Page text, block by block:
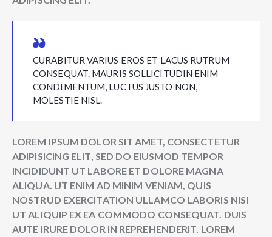
CURABITUR VARIUS EROS ET LACUS RUTRUM
CONSEQUAT. MAURIS SOLLICITUDIN ENIM
CONDIMENTUM, LUCTUS JUSTO NON,
MOLESTIE NISL.
LOREM IPSUM DOLOR SIT AMET, CONSECTETUR
ADIPISICING ELIT, SED DO EIUSMOD TEMPOR
INCIDIDUNT UT LABORE ET DOLORE MAGNA
ALIQUA. UT ENIM AD MINIM VENIAM, QUIS
NOSTRUD EXERCITATION ULLAMCO LABORIS NISI
UT ALIQUIP EX EA COMMODO CONSEQUAT. DUIS
AUTE IRURE DOLOR IN REPREHENDERIT. LOREM